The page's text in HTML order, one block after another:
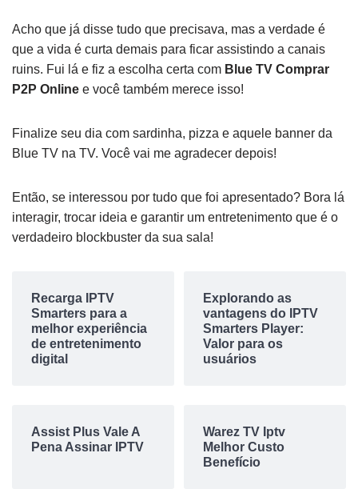
Acho que já disse tudo que precisava, mas a verdade é
que a vida é curta demais para ficar assistindo a canais
ruins. Fui lá e fiz a escolha certa com Blue TV Comprar
P2P Online e você também merece isso!
Finalize seu dia com sardinha, pizza e aquele banner da
Blue TV na TV. Você vai me agradecer depois!
Então, se interessou por tudo que foi apresentado? Bora lá
interagir, trocar ideia e garantir um entretenimento que é o
verdadeiro blockbuster da sua sala!
Recarga IPTV
Smarters para a
melhor experiência
de entretenimento
digital
Explorando as
vantagens do IPTV
Smarters Player:
Valor para os
usuários
Assist Plus Vale A
Pena Assinar IPTV
Warez TV Iptv
Melhor Custo
Benefício